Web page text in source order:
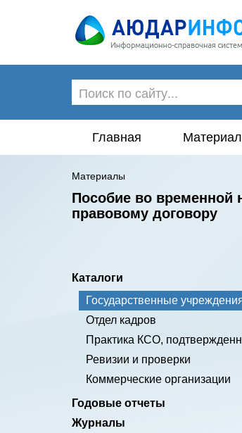
Главная
Материалы
Пособие во временной
правовому договору
Каталоги
Государственные
Отдел кадров
Практика КСО,
Ревизии и проверки
Коммерческие организации
Годовые отчеты
Журналы